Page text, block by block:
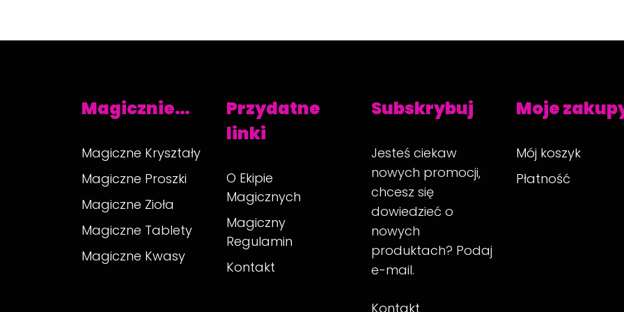
Magicznie…
Magiczne Kryształy
Magiczne Proszki
Magiczne Zioła
Magiczne Tablety
Magiczne Kwasy
Przydatne
linki
O Ekipie
Magicznych
Magiczny
Regulamin
Kontakt
Subskrybuj
Jesteś ciekaw
nowych promocji,
chcesz się
dowiedzieć o
nowych
produktach? Podaj
e-mail.
Kontakt
Moje
Mój koszyk
Płatność